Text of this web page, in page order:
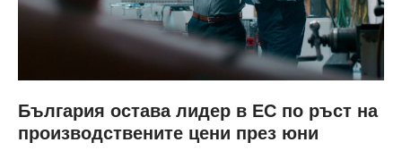
България остава лидер в ЕС по ръст на
производствените цени през юни